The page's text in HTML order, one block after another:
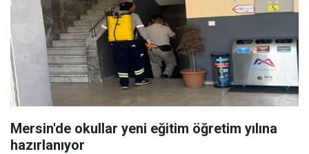
Mersin'de okullar yeni eğitim öğretim yılına
hazırlanıyor